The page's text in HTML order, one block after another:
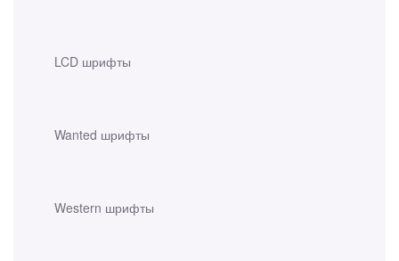
LCD шрифты
Wanted шрифты
Western шрифты